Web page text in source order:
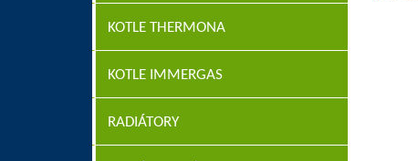
KOTLE THERMONA
KOTLE IMMERGAS
RADIÁTORY